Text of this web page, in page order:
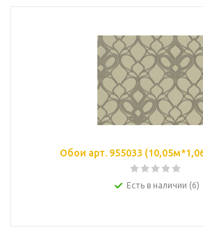
Обои арт. 955033
Есть в наличии (6)